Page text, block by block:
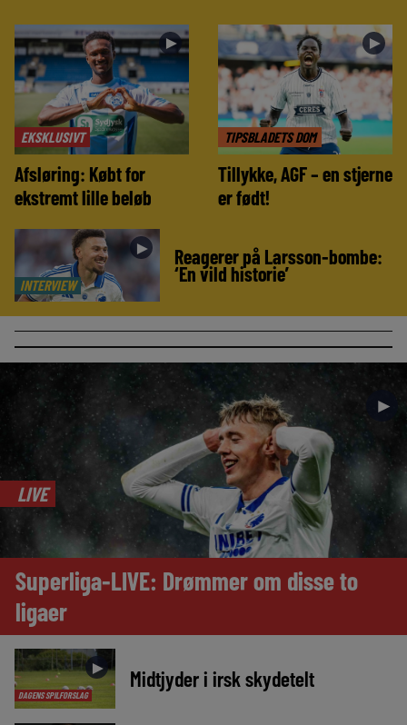
EKSKLUSIVT
►
Afsløring: Købt for
ekstremt lille beløb
TIPSBLADETS DOM
►
Tillykke, AGF – en stjerne
er født!
INTERVIEW
► Reagerer på Larsson-bombe:
‘En vild historie’
►
LIVE
Superliga-LIVE: Drømmer om disse to
ligaer
DAGENS SPILFORSLAG
► Midtjyder i irsk skydetelt